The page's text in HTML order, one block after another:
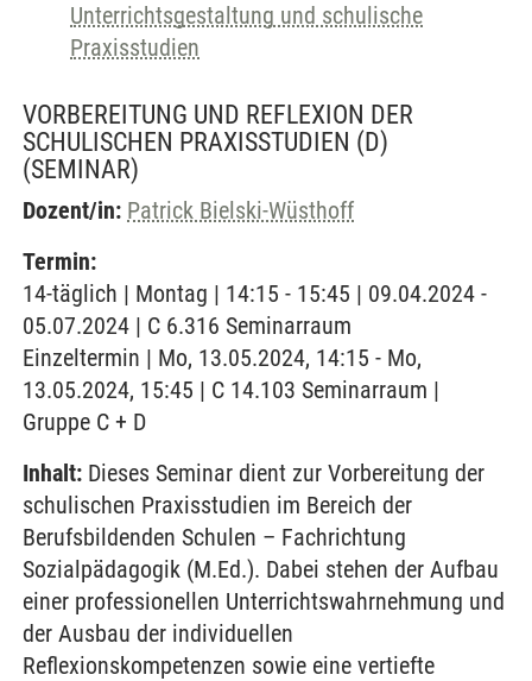
Unterrichtsgestaltung und schulische
Praxisstudien
VORBEREITUNG UND REFLEXION DER
SCHULISCHEN PRAXISSTUDIEN (D)
(SEMINAR)
Dozent/in: Patrick Bielski-Wüsthoff
Termin:
14-täglich | Montag | 14:15 - 15:45 | 09.04.2024 -
05.07.2024 | C 6.316 Seminarraum
Einzeltermin | Mo, 13.05.2024, 14:15 - Mo,
13.05.2024, 15:45 | C 14.103 Seminarraum |
Gruppe C + D
Inhalt: Dieses Seminar dient zur Vorbereitung der
schulischen Praxisstudien im Bereich der
Berufsbildenden Schulen – Fachrichtung
Sozialpädagogik (M.Ed.). Dabei stehen der Aufbau
einer professionellen Unterrichtswahrnehmung und
der Ausbau der individuellen
Reflexionskompetenzen sowie eine vertiefte